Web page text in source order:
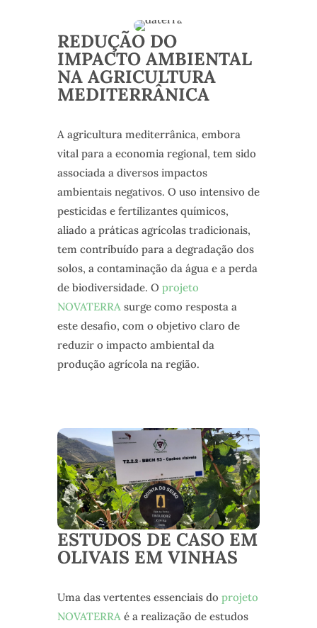
REDUÇÃO DO
IMPACTO AMBIENTAL
NA AGRICULTURA
MEDITERRÂNICA
A agricultura mediterrânica, embora
vital para a economia regional, tem sido
associada a diversos impactos
ambientais negativos. O uso intensivo de
pesticidas e fertilizantes químicos,
aliado a práticas agrícolas tradicionais,
tem contribuído para a degradação dos
solos, a contaminação da água e a perda
de biodiversidade. O projeto
NOVATERRAsurge como resposta a
este desafio, com o objetivo claro de
reduzir o impacto ambiental da
produção agrícola na região.
ESTUDOS DE CASO EM
OLIVAIS EM VINHAS
Uma das vertentes essenciais do projeto
NOVATERRAé a realização de estudos